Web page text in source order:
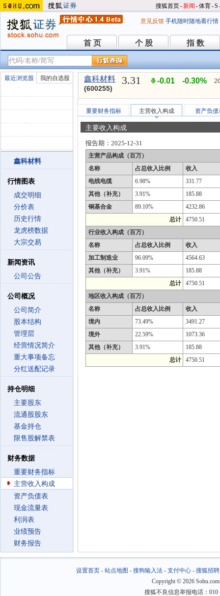
搜狐首页-新闻 -体育-S
意见反馈 手机随时随地看行情
首 页
首 页 个 股
个 股 指 数
指 数
最近浏览股 我的自选股
鑫科材料
行情图表
成交明细
分价表
历史行情
龙虎榜数据
大宗交易
新闻资讯
公司公告
公司概况
公司简介
股本结构
管理层
经营情况简介
重大事项备忘
分红送配记录
持仓明细
主要股东
流通股股东
基金持仓
限售股解禁表
财务数据
重要财务指标
主营收入构成
资产负债表
现金流量表
利润表
业绩预告
财务报告
鑫科材料
(600255)
3.31 -0.01 -0.30%
重要财务指标 主营收入构成 资产负债
主要收入构成
报告期： 2025-12-31
主营产品构成（百万）
名称
占总收入比例
收入
电线电缆
6.98%
331.77
其他（补充）
3.91%
185.88
铜基合金
89.10%
4232.86
总计
4750.51
行业收入构成（百万）
名称
占总收入比例
收入
加工制造业
96.09%
4564.63
其他（补充）
3.91%
185.88
总计
4750.51
地区收入构成（百万）
名称
占总收入比例
收入
境内
73.49%
3491.27
境外
22.59%
1073.36
其他（补充）
3.91%
185.88
总计
4750.51
设置首页- 站点地图 - 搜狗输入法- 支付中心- 搜狐招聘
Copyright © 2026
搜狐不良信息举报电话：010